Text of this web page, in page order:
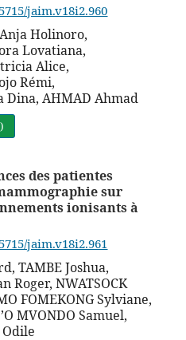
jaim.v18i2.960
Holinoro,
Lovatiana,
Alice,
Rémi,
Dina, AHMAD Ahmad
des patientes
sur
ionisants à
jaim.v18i2.961
TAMBE Joshua,
Roger, NWATSOCK
FOMEKONG Sylviane,
MVONDO Samuel,
Odile